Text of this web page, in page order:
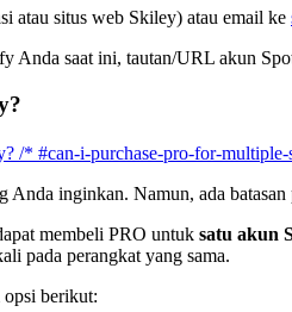
atau situs web Skiley) atau email ke
saat ini, tautan/URL akun
/* #can-i-purchase-pro-for-
inginkan. Namun, ada
membeli PRO untuk satu akun
pada perangkat yang sama.
berikut: